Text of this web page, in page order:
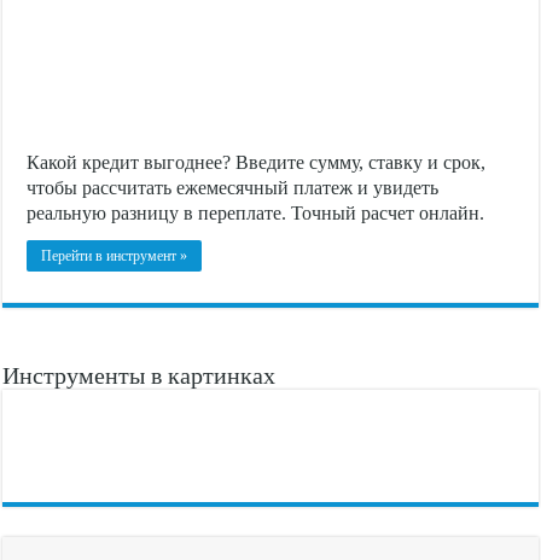
Какой кредит выгоднее? Введите сумму, ставку и срок,
чтобы рассчитать ежемесячный платеж и увидеть
реальную разницу в переплате. Точный расчет онлайн.
Перейти в инструмент »
Инструменты в картинках